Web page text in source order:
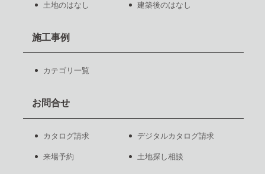
土地のはなし 建築後のはなし
施工事例
カテゴリ一覧
お問合せ
カタログ請求 デジタルカタログ請求
来場予約 土地探し相談